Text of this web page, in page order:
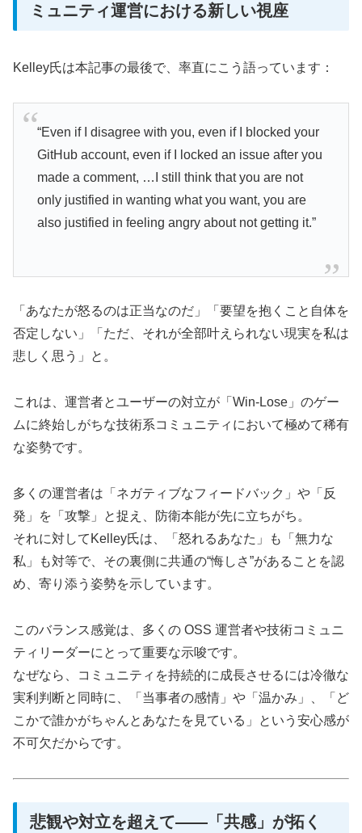
ミュニティ運営における新しい視座
Kelley氏は本記事の最後で、率直にこう語っています：
“Even if I disagree with you, even if I blocked your
GitHub account, even if I locked an issue after you
made a comment, …I still think that you are not
only justified in wanting what you want, you are
also justified in feeling angry about not getting it.”
「あなたが怒るのは正当なのだ」「要望を抱くこと自体を
否定しない」「ただ、それが全部叶えられない現実を私は
悲しく思う」と。
これは、運営者とユーザーの対立が「Win-Lose」のゲー
ムに終始しがちな技術系コミュニティにおいて極めて稀有
な姿勢です。
多くの運営者は「ネガティブなフィードバック」や「反
発」を「攻撃」と捉え、防衛本能が先に立ちがち。
それに対してKelley氏は、「怒れるあなた」も「無力な
私」も対等で、その裏側に共通の“悔しさ”があることを認
め、寄り添う姿勢を示しています。
このバランス感覚は、多くの OSS 運営者や技術コミュニ
ティリーダーにとって重要な示唆です。
なぜなら、コミュニティを持続的に成長させるには冷徹な
実利判断と同時に、「当事者の感情」や「温かみ」、「ど
こかで誰かがちゃんとあなたを見ている」という安心感が
不可欠だからです。
悲観や対立を超えて——「共感」が拓く